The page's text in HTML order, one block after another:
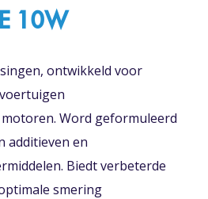
10W
ontwikkeld voor
Word geformuleerd
additieven en
Biedt verbeterde
smering